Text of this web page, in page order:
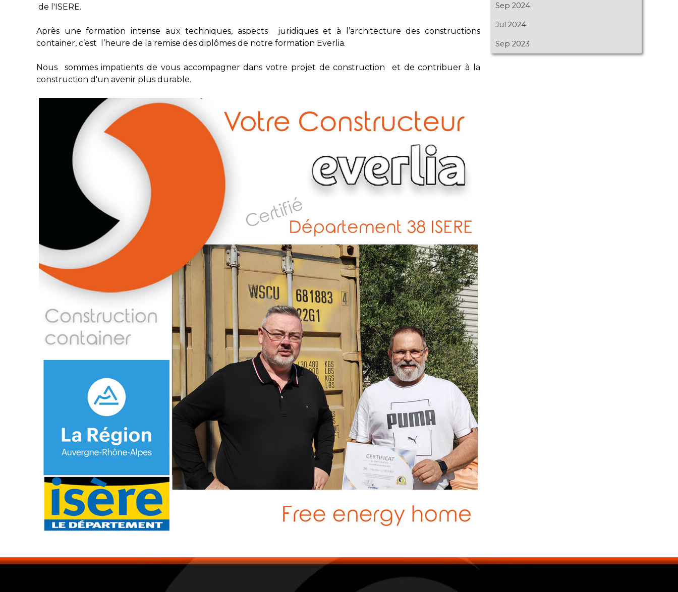
de l'ISERE.
Après une formation intense aux techniques, aspects juridiques et à l’architecture des constructions
container, c’est l’heure de la remise des diplômes de notre formation Everlia.
Nous sommes impatients de vous accompagner dans votre projet de construction et de contribuer à la
construction d'un avenir plus durable.
Sep 2024
Jul 2024
Sep 2023